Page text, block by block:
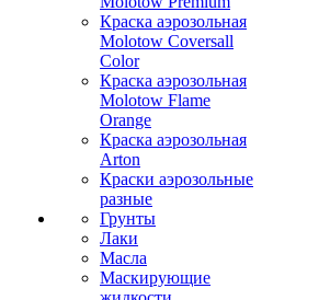
Краска аэрозольная
Molotow Coversall
Color
Краска аэрозольная
Molotow Flame
Orange
Краска аэрозольная
Arton
Краски аэрозольные
разные
Грунты
Лаки
Масла
Маскирующие